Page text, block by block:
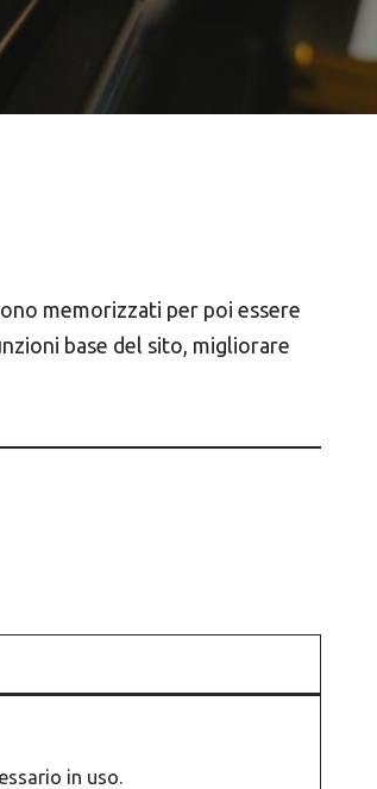
memorizzati per poi essere
base del sito, migliorare
in uso.